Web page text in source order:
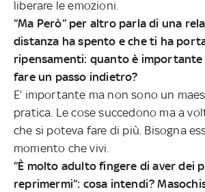
liberare le emozioni.
“Ma Però” per altro parla di una
distanza ha spento e che ti ha
ripensamenti: quanto è importante
fare un passo indietro?
E’ importante ma non sono un
pratica. Le cose succedono ma a
che si poteva fare di più. Bisogna
momento che vivi.
“È molto adulto fingere di aver dei
reprimermi”: cosa intendi?